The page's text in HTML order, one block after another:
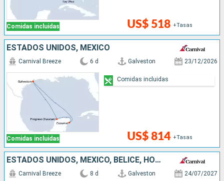
Comidas incluidas US$ 518 +Tasas
ESTADOS UNIDOS, MÉXICO
Comidas incluidas
Carnival Breeze 6 d Galveston 23/12/2026
US$ 814 +Tasas
Comidas incluidas
ESTADOS UNIDOS, MÉXICO, BELICE, HONDURAS
Carnival Breeze 8 d Galveston 24/07/2027